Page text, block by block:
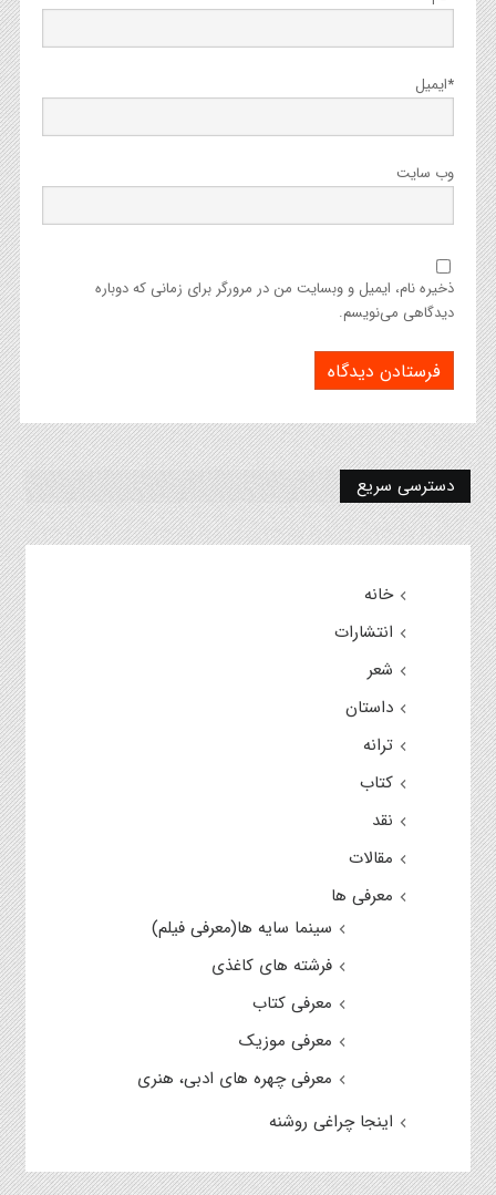
ایمیل*
وب‌ سایت
ذخیره نام، ایمیل و وبسایت من در مرورگر برای زمانی که دوباره
دیدگاهی می‌نویسم.
دسترسی سریع
خانه
انتشارات
شعر
داستان
ترانه
کتاب
نقد
مقالات
معرفی ها
سینما سایه ها(معرفی فیلم)
فرشته های کاغذی
معرفی کتاب
معرفی موزیک
معرفی چهره های ادبی، هنری
اینجا چراغی روشنه